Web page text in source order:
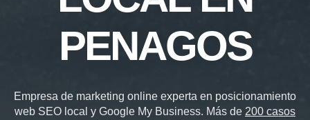
PENAGOS
Empresa de marketing online experta en posicionamiento
web SEO local y Google My Business. Más de 200 casos